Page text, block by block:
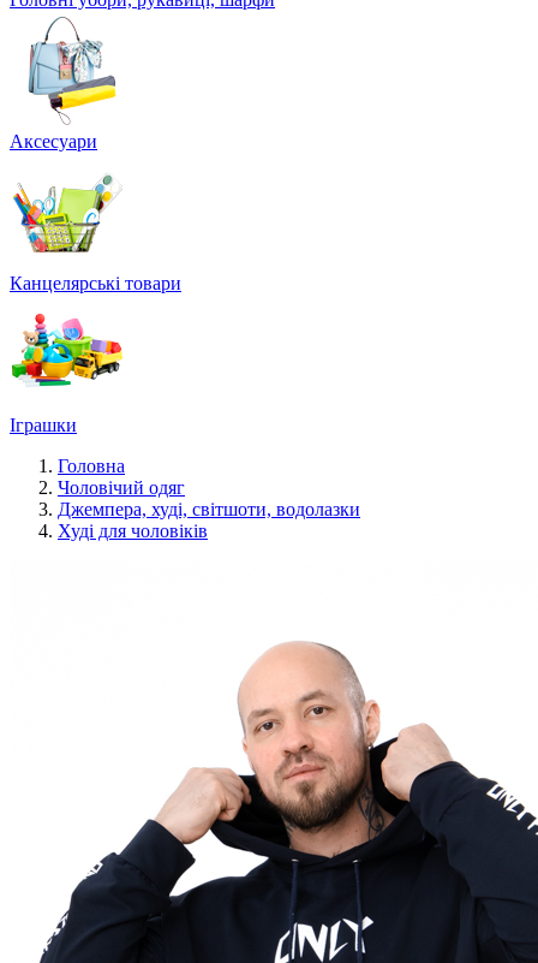
Аксесуари
Канцелярські товари
Іграшки
Головна
Чоловічий одяг
Джемпера, худі, світшоти, водолазки
Худі для чоловіків